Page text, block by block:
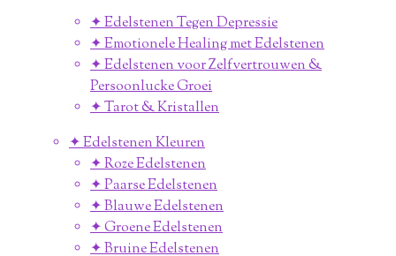
✦ Edelstenen Tegen Depressie
✦ Emotionele Healing met Edelstenen
✦ Edelstenen voor Zelfvertrouwen &
Persoonlucke Groei
✦ Tarot & Kristallen
✦ Edelstenen Kleuren
✦ Roze Edelstenen
✦ Paarse Edelstenen
✦ Blauwe Edelstenen
✦ Groene Edelstenen
✦ Bruine Edelstenen